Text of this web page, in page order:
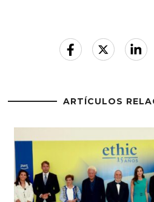
ARTÍCULOS